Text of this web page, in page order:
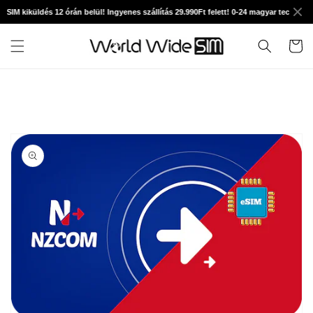
kiküldés 12 órán belül! Ingyenes szállítás 29.990Ft felett! 0-24 magyar technikai
Ugrás a
Kosár
Kihagyás, és
ugrás a
termékadatokra